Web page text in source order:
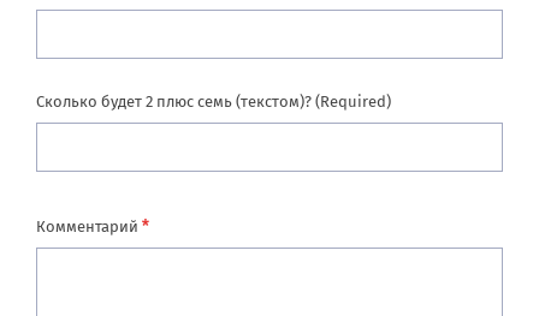
Сколько будет 2 плюс семь (текстом)? (Required)
Комментарий *